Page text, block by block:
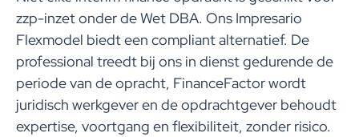
zzp-inzet onder de Wet DBA. Ons Impresario
Flexmodel biedt een compliant alternatief. De
professional treedt bij ons in dienst gedurende de
periode van de opracht, FinanceFactor wordt
juridisch werkgever en de opdrachtgever behoudt
expertise, voortgang en flexibiliteit, zonder risico.